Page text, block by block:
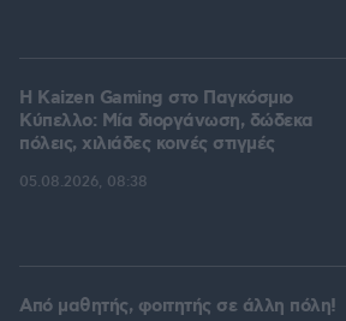
H Kaizen Gaming στο Παγκόσμιο
Kύπελλο: Μία διοργάνωση, δώδεκα
πόλεις, χιλιάδες κοινές στιγμές
05.08.2026, 08:38
Από μαθητής, φοιτητής σε άλλη πόλη!